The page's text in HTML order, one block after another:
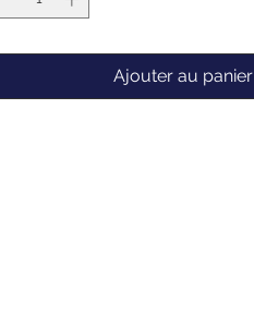
Ajouter au panier